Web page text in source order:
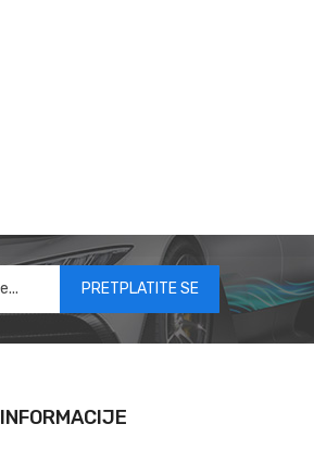
PRETPLATITE SE
INFORMACIJE